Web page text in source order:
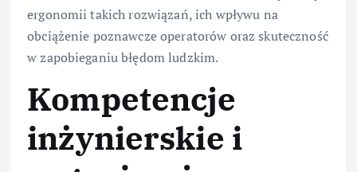
ergonomii takich rozwiązań, ich wpływu na
obciążenie poznawcze operatorów oraz skuteczność
w zapobieganiu błędom ludzkim.
Kompetencje
inżynierskie i